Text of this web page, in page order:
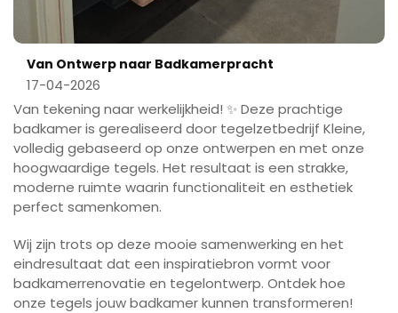
Van Ontwerp naar Badkamerpracht
17-04-2026
Van tekening naar werkelijkheid! ✨ Deze prachtige
badkamer is gerealiseerd door tegelzetbedrijf Kleine,
volledig gebaseerd op onze ontwerpen en met onze
hoogwaardige tegels. Het resultaat is een strakke,
moderne ruimte waarin functionaliteit en esthetiek
perfect samenkomen.
Wij zijn trots op deze mooie samenwerking en het
eindresultaat dat een inspiratiebron vormt voor
badkamerrenovatie en tegelontwerp. Ontdek hoe
onze tegels jouw badkamer kunnen transformeren!